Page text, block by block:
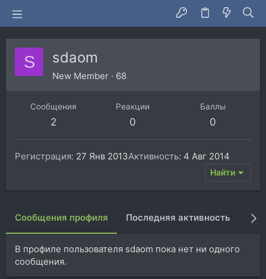
S sdaom
New Member · 68
Сообщения
2
Реакции
0
Баллы
0
Регистрация 27 Янв 2013Активность 4 Авг 2014
Найти
Сообщения профиля Последняя активность
В профиле пользователя sdaom пока нет ни одного
сообщения.